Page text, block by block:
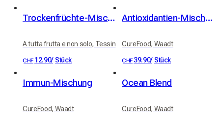
Trockenfrüchte-Mischung. 100% Frucht
A tutta frutta e non solo, Tessin
CHF 12.90/ Stück
Antioxidantien-Mischung
CureFood, Waadt
CHF 39.90/ Stück
Immun-Mischung
CureFood, Waadt
Ocean Blend
CureFood, Waadt